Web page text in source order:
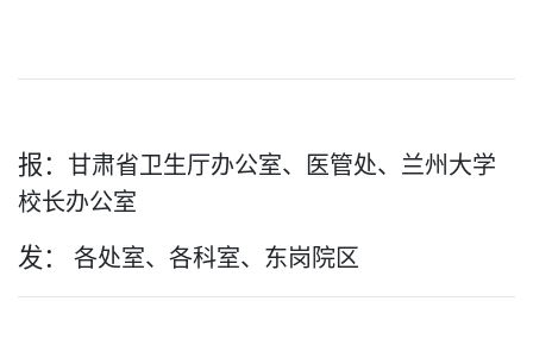
报： 甘肃省卫生厅办公室、医管处、兰州大学
校长办公室
发： 各处室、各科室、东岗院区